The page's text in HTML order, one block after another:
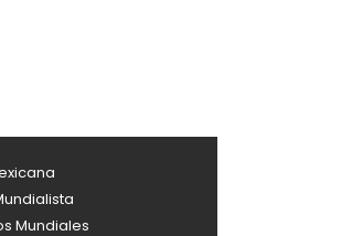
Mundiales